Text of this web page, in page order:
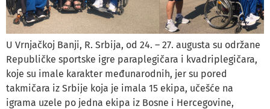
U Vrnjačkoj Banji, R. Srbija, od 24. – 27. augusta su održane
Republičke sportske igre paraplegičara i kvadriplegičara,
koje su imale karakter međunarodnih, jer su pored
takmičara iz Srbije koja je imala 15 ekipa, učešće na
igrama uzele po jedna ekipa iz Bosne i Hercegovine,